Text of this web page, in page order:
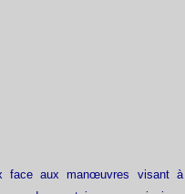
face aux manœuvres visant à